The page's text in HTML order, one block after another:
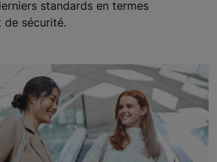
standards en termes
de sécurité.